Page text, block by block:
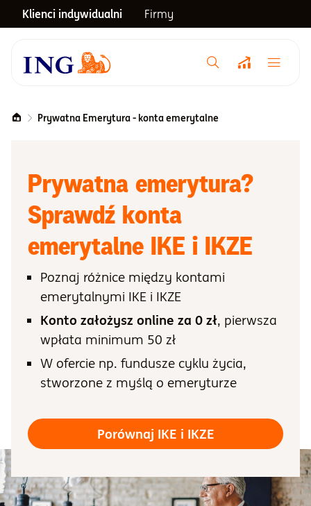
Klienci indywidualni Firmy
Menu główne
Notowania
Inwestycje
Blog
Centrum pomocy
Informacje i dokumenty
O nas
Otwórz konto
Prywatna Emerytura - konta emerytalne
Prywatna emerytura?
Sprawdź konta
emerytalne IKE i IKZE
Poznaj różnice między kontami
emerytalnymi IKE i IKZE
Konto założysz online za 0 zł, pierwsza
wpłata minimum 50 zł
W ofercie np. fundusze cyklu życia,
stworzone z myślą o emeryturze
Porównaj IKE i IKZE